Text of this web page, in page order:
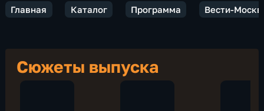
Главная Каталог Программа Вести-
Сюжеты выпуска